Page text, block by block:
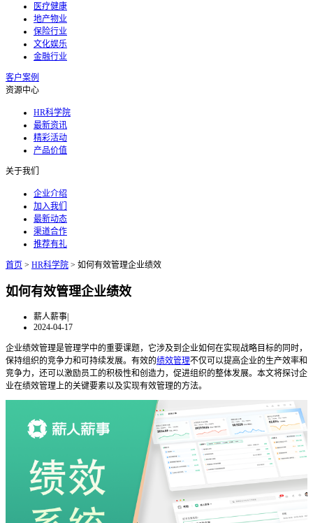
医疗健康
地产物业
保险行业
文化娱乐
金融行业
客户案例
资源中心
HR科学院
最新资讯
精彩活动
产品价值
关于我们
企业介绍
加入我们
最新动态
渠道合作
推荐有礼
首页 > HR科学院 > 如何有效管理企业绩效
如何有效管理企业绩效
薪人薪事|
2024-04-17
企业绩效管理是管理学中的重要课题，它涉及到企业如何在实现战略目标的同时，
保持组织的竞争力和可持续发展。有效的绩效管理不仅可以提高企业的生产效率和
竞争力，还可以激励员工的积极性和创造力，促进组织的整体发展。本文将探讨企
业在绩效管理上的关键要素以及实现有效管理的方法。